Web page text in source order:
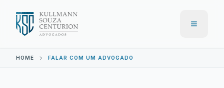
Menu
HOME FALAR COM UM ADVOGADO